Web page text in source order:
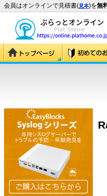
会員はオンラインで見積書(見本)を無